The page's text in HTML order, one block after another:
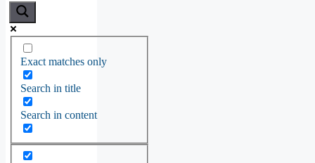
Exact matches only
Search in title
Search in content